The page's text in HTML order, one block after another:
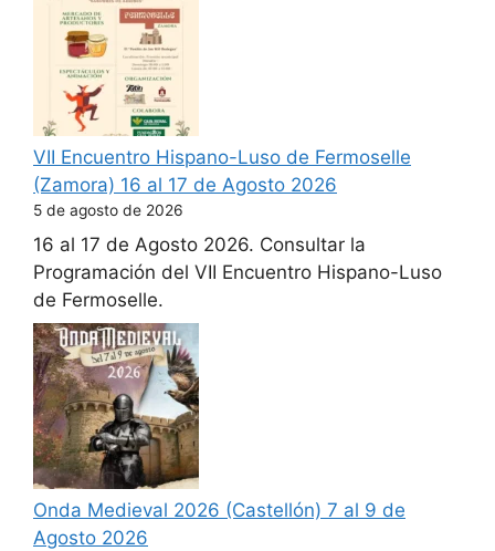
VII Encuentro Hispano-Luso de Fermoselle
(Zamora) 16 al 17 de Agosto 2026
5 de agosto de 2026
16 al 17 de Agosto 2026. Consultar la
Programación del VII Encuentro Hispano-Luso
de Fermoselle.
Onda Medieval 2026 (Castellón) 7 al 9 de
Agosto 2026